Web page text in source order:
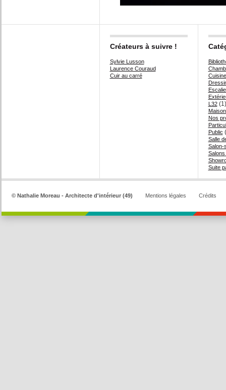
Créateurs à suivre !
Sylvie Lusson
Laurence Couraud
Cuir au carré
Cuisine
L32(1)
Nos
Public
Salle
Salon-
Suite
© Nathalie Moreau - Architecte d'intérieur (49) Mentions légales Crédits